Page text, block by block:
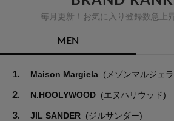
毎月更新！お気に入り登録数急上
MEN
1. Maison Margiela (メゾンマルジェ
2. N.HOOLYWOOD (エヌハリウッド)
3. JIL SANDER (ジルサンダー)